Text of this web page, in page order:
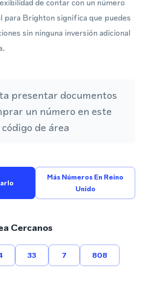
de contar con un número
Brighton significa que puedes
sin ninguna inversión adicional
presentar documentos
un número en este
código de área
Más Números En Reino
Unido
Cercanos
33 7 808